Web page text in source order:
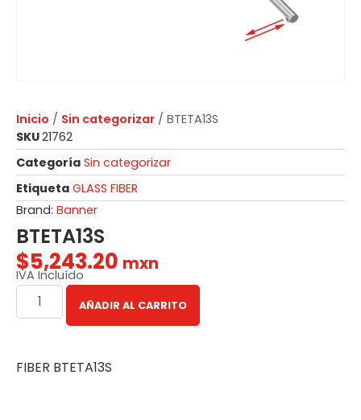
Inicio / Sin categorizar / BTETA13S
SKU21762
Categoría Sin categorizar
Etiqueta GLASS FIBER
Brand: Banner
BTETA13S
$5,243.20 mxn
IVA Incluído
AÑADIR AL CARRITO
FIBER BTETA13S